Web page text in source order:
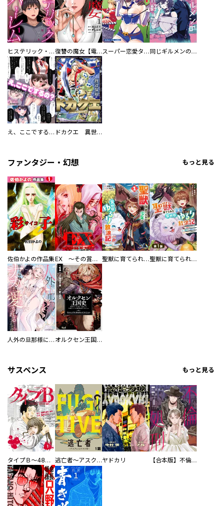
ヒステリック・ハーレム～搾られる男と堕ちる女～【電子単行本版】 復讐の魔女【電子単行本版】 スーパー恋愛タイム！～現場でドＳな彼女は自宅でデレる～ 同じギルメンの声が好き
え、ここでするの？ アイドルのファンが知らない日常 ドカクエ 異世界ドカコッククエスト
ファンタジー・幻想 もっと見る
佐伯かよの作品集 EX ～その賞金稼ぎは、世界の出口を探す～【単行本版】 聖獣に育てられた少年の異世界ゆるり放浪記～神様からもらったチート魔法で、仲間たちとスローライフを満喫中～ 聖獣に育てられた少年の異世界ゆるり放浪記～神様からもらったチート魔法で、仲間たちとスローライフを満喫中～【分冊版】
人外の旦那様に娶られ毎晩ナカまで愛される…。アンソロジー オルクセン王国史
サスペンス もっと見る
タイプＢ～48時間後、致死率100％～【単話】 逃亡者～アスクレピオスの杖～ヤドカリ 【合本版】不倫処刑